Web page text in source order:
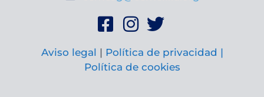
Aviso legal | Política de privacidad |
Política de cookies